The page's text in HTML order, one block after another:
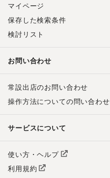
マイページ
保存した検索条件
検討リスト
お問い合わせ
常設出店のお問い合わせ
操作方法についての問い合わせ
サービスについて
使い方・ヘルプ
利用規約